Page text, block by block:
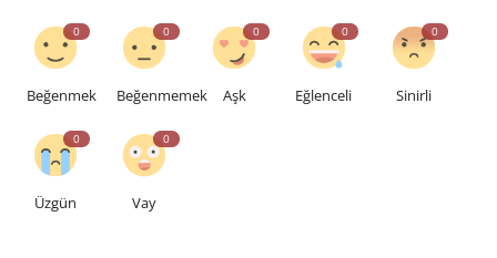
0
Beğenmek
0
Beğenmemek
0
Aşk
0
Eğlenceli
0
Sinirli
0
Üzgün
0
Vay